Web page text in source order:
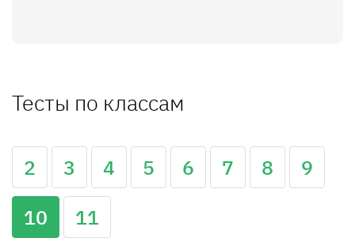
Тесты по классам
2 3 4 5 6 7 8
9
10
11